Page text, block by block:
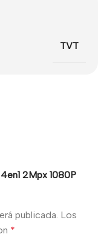
TVT
2Mpx 1080P
publicada. Los
*